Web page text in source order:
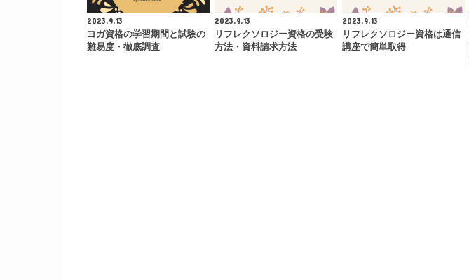
2023.9.13
ヨガ資格の学習期間と試験の
難易度・徹底調査
2023.9.13
リフレクソロジー資格の受験
方法・資料請求方法
2023.9.13
リフレクソロジー資格は通信
講座で簡単取得